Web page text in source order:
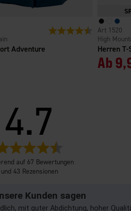
Adventure
Bewertung: 4.7 von 5
Herren
High
1520
Ab
4.7
von
auf 67 Bewertungen
und 43 Rezensionen
Kunden sagen
mit guter Abdichtung, hoher